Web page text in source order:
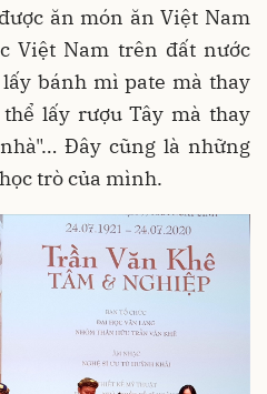
ăn món ăn Việt Nam
Việt Nam trên đất nước
bánh mì pate mà thay
lấy rượu Tây mà thay
Đây cũng là những
trò của mình.